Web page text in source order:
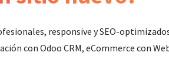
responsive y SEO-
con Odoo CRM, eCommerce con